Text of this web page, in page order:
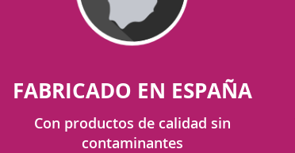
FABRICADO EN ESPAÑA
Con productos de calidad sin
contaminantes